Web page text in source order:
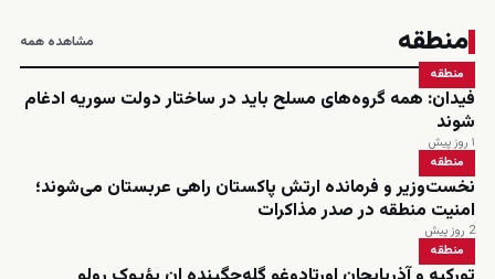
منطقه مشاهده همه
منطقه
فیدان: همه گروه‌های مسلح باید در ساختار دولت سوریه ادغام
شوند
۱ روز پیش
منطقه
نخست‌وزیر و فرمانده ارتش پاکستان راهی عربستان می‌شوند؛
امنیت منطقه در صدر مذاکرات
2 روز پیش
منطقه